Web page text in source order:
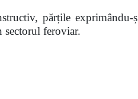
părțile
sectorul feroviar.